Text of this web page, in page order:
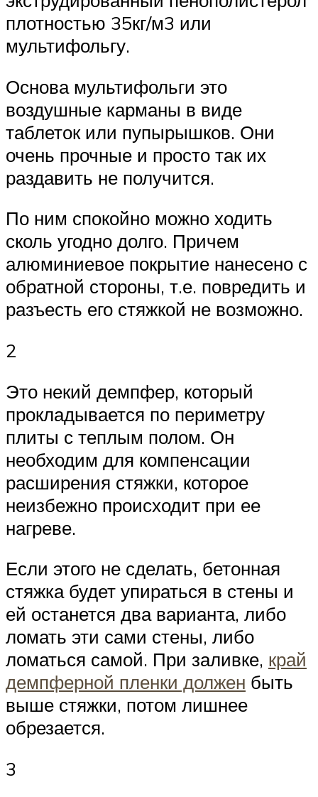
плотностью 35кг/м3 или
мультифольгу.
Основа мультифольги это
воздушные карманы в виде
таблеток или пупырышков. Они
очень прочные и просто так их
раздавить не получится.
По ним спокойно можно ходить
сколь угодно долго. Причем
алюминиевое покрытие нанесено с
обратной стороны, т.е. повредить и
разъесть его стяжкой не возможно.
2
Это некий демпфер, который
прокладывается по периметру
плиты с теплым полом. Он
необходим для компенсации
расширения стяжки, которое
неизбежно происходит при ее
нагреве.
Если этого не сделать, бетонная
стяжка будет упираться в стены и
ей останется два варианта, либо
ломать эти сами стены, либо
ломаться самой. При заливке, край
демпферной пленки должен быть
выше стяжки, потом лишнее
обрезается.
3